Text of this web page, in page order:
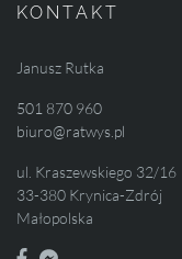
KONTAKT
Janusz Rutka
501 870 960
biuro@ratwys.pl
ul. Kraszewskiego 32/16
33-380 Krynica-Zdrój
Małopolska